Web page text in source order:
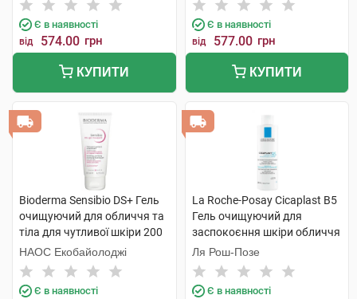
Є в наявності
від 574.00 грн
КУПИТИ
Є в наявності
від 577.00 грн
КУПИТИ
Bioderma Sensibio DS+ Гель
очищуючий для обличчя та
тіла для чутливої шкіри 200
мл 1 туба
НАОС Екобайолоджі
Є в наявності
La Roche-Posay Cicaplast B5
Гель очищуючий для
заспокоєння шкіри обличчя
та тіла 200 мл 1 флакон
Ля Рош-Позе
Є в наявності